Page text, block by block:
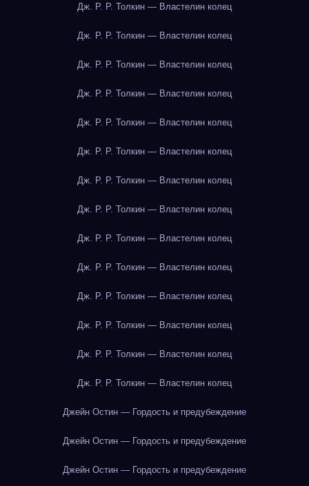
Дж. Р. Р. Толкин — Властелин колец
Дж. Р. Р. Толкин — Властелин колец
Дж. Р. Р. Толкин — Властелин колец
Дж. Р. Р. Толкин — Властелин колец
Дж. Р. Р. Толкин — Властелин колец
Дж. Р. Р. Толкин — Властелин колец
Дж. Р. Р. Толкин — Властелин колец
Дж. Р. Р. Толкин — Властелин колец
Дж. Р. Р. Толкин — Властелин колец
Дж. Р. Р. Толкин — Властелин колец
Дж. Р. Р. Толкин — Властелин колец
Дж. Р. Р. Толкин — Властелин колец
Дж. Р. Р. Толкин — Властелин колец
Дж. Р. Р. Толкин — Властелин колец
Джейн Остин — Гордость и предубеждение
Джейн Остин — Гордость и предубеждение
Джейн Остин — Гордость и предубеждение